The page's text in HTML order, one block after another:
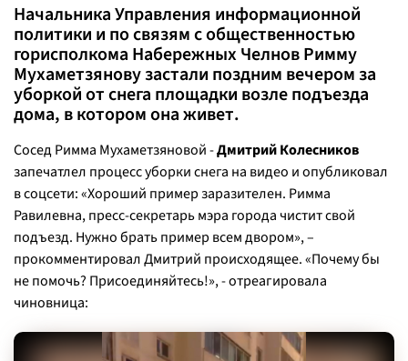
Начальника Управления информационной
политики и по связям с общественностью
горисполкома Набережных Челнов Римму
Мухаметзянову застали поздним вечером за
уборкой от снега площадки возле подъезда
дома, в котором она живет.
Сосед Римма Мухаметзяновой -Дмитрий Колесников
запечатлел процесс уборки снега на видео и опубликовал
в соцсети:«Хороший пример заразителен. Римма
Равилевна, пресс-секретарь мэра города чистит свой
подъезд. Нужно брать пример всем двором», –
прокомментировал Дмитрий происходящее.«Почему бы
не помочь? Присоединяйтесь!», - отреагировала
чиновница: